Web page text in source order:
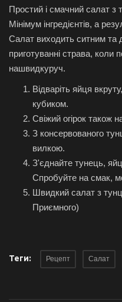
Простий і смачний салат з
Мінімум інгредієнтів, а
Салат виходить ситним
приготуванні страва, коли
нашвидкуруч.
Відваріть яйця
кубиком.
Свіжий огірок також
З консервованого
вилкою.
З'єднайте тунець,
Спробуйте на смак,
Швидкий салат з
Приємного)
Теги: Рецепт Салат